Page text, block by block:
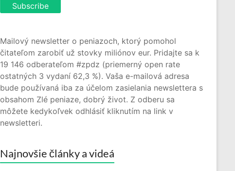
Mailový newsletter o peniazoch, ktorý pomohol
čitateľom zarobiť už stovky miliónov eur. Pridajte sa k
19 146 odberateľom #zpdz (priemerný open rate
ostatných 3 vydaní 62,3 %). Vaša e-mailová adresa
bude používaná iba za účelom zasielania newslettera s
obsahom Zlé peniaze, dobrý život. Z odberu sa
môžete kedykoľvek odhlásiť kliknutím na link v
newsletteri.
Najnovšie články a videá